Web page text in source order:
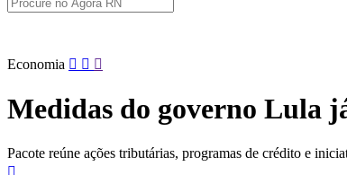
Pular
conteúdo
Economia
Medidas do governo Lula
Pacote reúne ações tributárias, programas de crédito e